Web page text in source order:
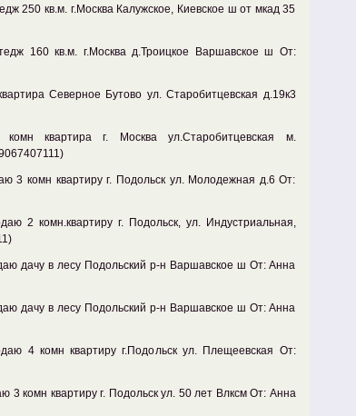
250 кв.м. г.Москва Калужское, Киевское ш от мкад 35
160 кв.м. г.Москва д.Троицкое Варшавское ш От:
Северное Бутово ул. Старобитцевская д.19к3
квартира г. Москва ул.Старобитцевская м.
3 комн квартиру г. Подольск ул. Молодежная д.6 От:
2 комн.квартиру г. Подольск, ул. Индустриальная,
дачу в лесу Подольский р-н Варшавское ш От: Анна
дачу в лесу Подольский р-н Варшавское ш От: Анна
4 комн квартиру г.Подольск ул. Плещеевская От:
3 комн квартиру г. Подольск ул. 50 лет Влксм От: Анна